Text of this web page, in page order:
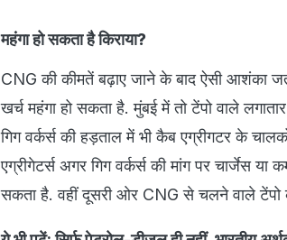
महंगा हो सकता है किराया?
CNG की कीमतें बढ़ाए जाने के बाद ऐसी आशंका
खर्च महंगा हो सकता है. मुंबई में तो टेंपो वाले
गिग वर्कर्स की हड़ताल में भी कैब एग्रीगटर के
एग्रीगेटर्स अगर गिग वर्कर्स की मांग पर चार्जेस
सकता है. वहीं दूसरी ओर CNG से चलने वाले टेंपो